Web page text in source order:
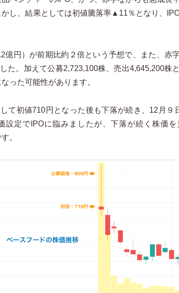
かし、結果としては初値騰落率▲11％となり、
円）が前期比約２倍という予想で、また、赤
た。加えて公募2,723,100株、売出4,645,200株
った可能性があります。
て初値710円となった後も下落が続き、12月９
設定でIPOに臨みましたが、下落が続く株価
。